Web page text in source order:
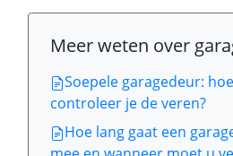
Meer weten over
Soepele garagedeur:
controleer je de veren?
Hoe lang gaat een